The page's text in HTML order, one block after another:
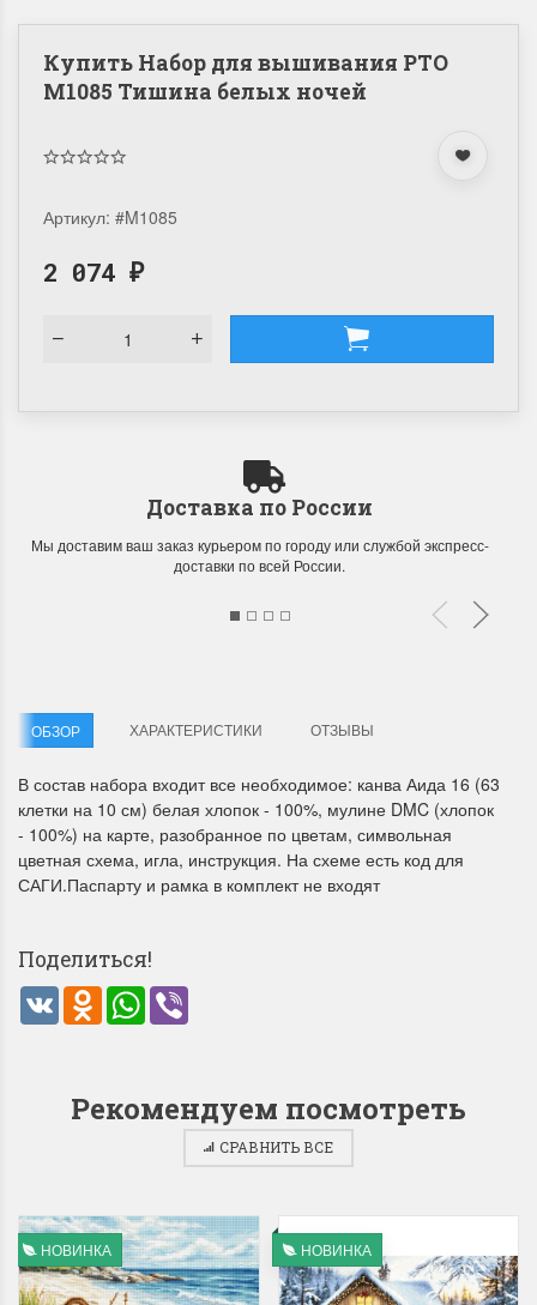
Летние Скидки
!! СКИДКА 20% ‼️ с 1 до 3 июня в
ПОДРОБНЕЕ ПОДРОБНЕЕ
Купить Набор для вышивания РТО
M1085 Тишина белых ночей
Артикул: #M1085
2 074 ₽
Доставка по России
Мы доставим ваш заказ курьером по городу или службой экспресс-
доставки по всей России.
ОБЗОР ХАРАКТЕРИСТИКИ ОТЗЫВЫ
В состав набора входит все необходимое: канва Аида 16 (63
клетки на 10 см) белая хлопок - 100%, мулине DMC (хлопок
- 100%) на карте, разобранное по цветам, символьная
цветная схема, игла, инструкция. На схеме есть код для
САГИ.Паспарту и рамка в комплект не входят
Поделиться!
VK Odnoklassniki
WhatsApp
Рекомендуем посмотреть
СРАВНИТЬ ВСЕ
НОВИНКА НОВИНКА